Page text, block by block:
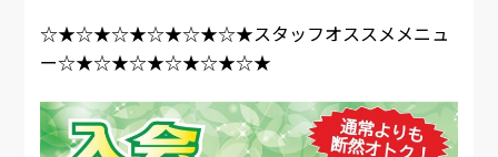
☆★☆★☆★☆★☆★☆★スタッフオススメメニュ
ー☆★☆★☆★☆★☆★☆★